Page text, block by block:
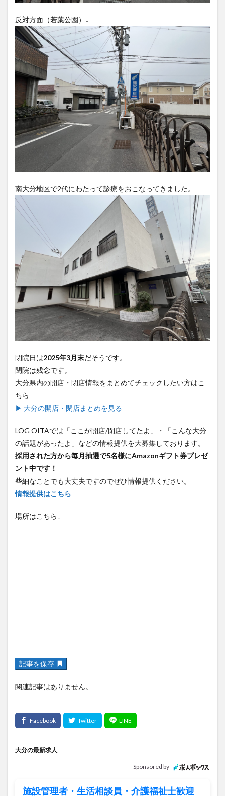
反対方面（若葉公園）↓
南大分地区で2代にわたって診療をおこなってきました。
閉院日は2025年3月末だそうです。
閉院は残念です。
大分県内の開店・閉店情報をまとめてチェックしたい方はこ
ちら
▶ 大分の開店・閉店まとめを見る
LOG OITAでは「ここが開店/閉店してたよ」・「こんな大分
の話題があったよ」などの情報提供を大募集しております。
採用された方から毎月抽選で5名様にAmazonギフト券プレゼ
ント中です！
些細なことでも大丈夫ですのでぜひ情報提供ください。
情報提供はこちら
場所はこちら↓
記事を保存
関連記事はありません。
大分の最新求人
Sponsored by
施設管理者・生活相談員・介護福祉士歓迎
玖珠郡
由布市
磨崖仏
祝祭の広場 神社 祭り
移転
竹田 竹田市
絵本
自動販売機 自転車
芋
花 花火 茶碗蒸し 蕎麦
虹
衆議院選挙
複合公共施設 観光
観光スポット
話題
豊後大野 豊後大野市
豊後高田市
買い物
車 農業文化公園
道の駅
鉄道ジオラマ
閉院 開店
開店閉店
開店閉店まとめ
韓国
韓国料理
音楽
飛行機 飲み物 高崎山 鰻
検索